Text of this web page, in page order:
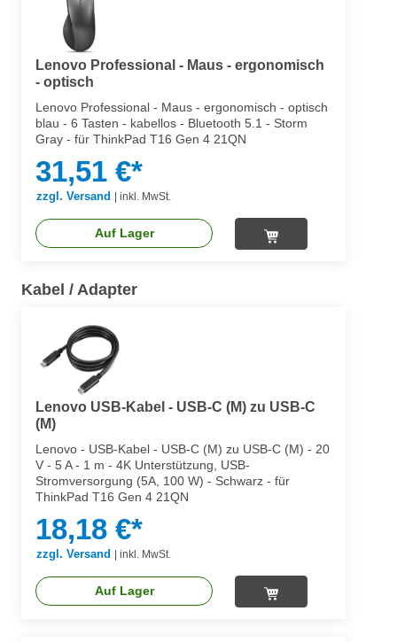
Lenovo Professional - Maus - ergonomisch
- optisch
Lenovo Professional - Maus - ergonomisch - optisch
blau - 6 Tasten - kabellos - Bluetooth 5.1 - Storm
Gray - für ThinkPad T16 Gen 4 21QN
31,51 €*
zzgl. Versand inkl. MwSt.
Auf Lager
Kabel / Adapter
Lenovo USB-Kabel - USB-C (M) zu USB-C
(M)
Lenovo - USB-Kabel - USB-C (M) zu USB-C (M) - 20
V - 5 A - 1 m - 4K Unterstützung, USB-
Stromversorgung (5A, 100 W) - Schwarz - für
ThinkPad T16 Gen 4 21QN
18,18 €*
zzgl. Versand inkl. MwSt.
Auf Lager